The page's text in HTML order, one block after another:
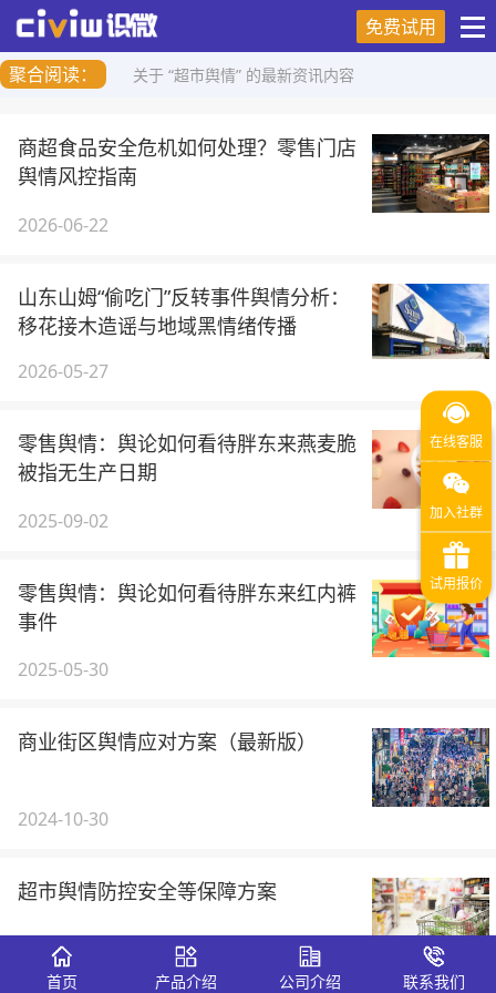
免费试用
聚合阅读：
关于 “超市舆情” 的最新资讯内容
商超食品安全危机如何处理？零售门店
舆情风控指南
2026-06-22
山东山姆“偷吃门”反转事件舆情分析：
移花接木造谣与地域黑情绪传播
2026-05-27
零售舆情：舆论如何看待胖东来燕麦脆
被指无生产日期
2025-09-02
零售舆情：舆论如何看待胖东来红内裤
事件
2025-05-30
商业街区舆情应对方案（最新版）
2024-10-30
超市舆情防控安全等保障方案
2024-07-23
首页 产品介绍 公司介绍 联系我们